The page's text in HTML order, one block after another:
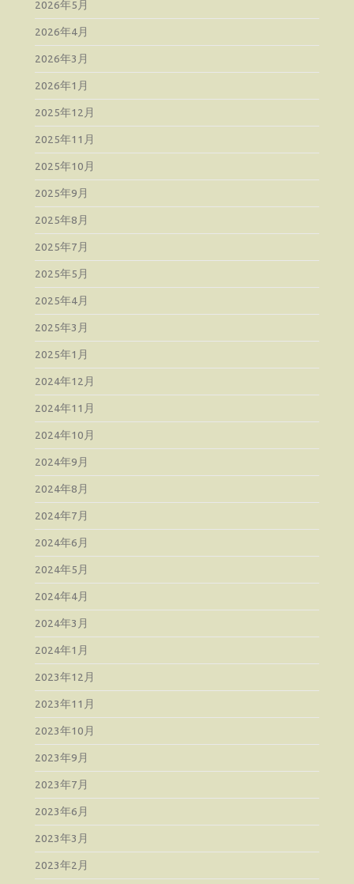
2026年5月
2026年4月
2026年3月
2026年1月
2025年12月
2025年11月
2025年10月
2025年9月
2025年8月
2025年7月
2025年5月
2025年4月
2025年3月
2025年1月
2024年12月
2024年11月
2024年10月
2024年9月
2024年8月
2024年7月
2024年6月
2024年5月
2024年4月
2024年3月
2024年1月
2023年12月
2023年11月
2023年10月
2023年9月
2023年7月
2023年6月
2023年3月
2023年2月